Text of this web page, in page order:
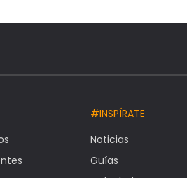
#INSPÍRATE
Noticias
Guías